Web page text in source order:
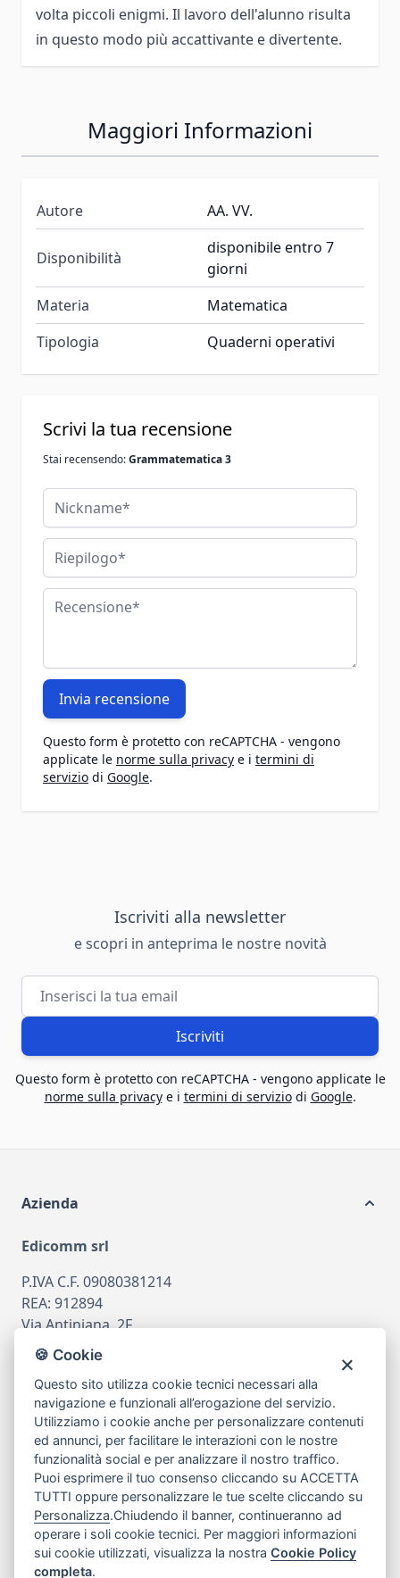
volta piccoli enigmi. Il lavoro dell'alunno risulta
in questo modo più accattivante e divertente.
Maggiori Informazioni
Autore AA. VV.
Disponibilità
disponibile entro 7
giorni
Materia
Matematica
Tipologia
Quaderni operativi
Scrivi la tua recensione
Stai recensendo:Grammatematica 3
Nickname
Riepilogo
Recensione
Invia recensione
Questo form è protetto con reCAPTCHA - vengono
applicate le norme sulla privacy e i termini di
servizio di Google.
Iscriviti alla newsletter
e scopri in anteprima le nostre novità
Indirizzo email
Iscriviti
Questo form è protetto con reCAPTCHA - vengono applicate le
norme sulla privacye i termini di serviziodi Google.
Azienda
Edicomm srl
P.IVA C.F. 09080381214
REA: 912894
Via Antiniana, 2F
80078 Pozzuoli
tel081.7515380
emailinfo@edicomm.it
Assistenza Clienti
Chi siamo
My Account
🍪 Cookie
Questo sito utilizza cookie tecnici necessari alla
navigazione e funzionali all’erogazione del servizio.
Utilizziamo i cookie anche per personalizzare contenuti
ed annunci, per facilitare le interazioni con le nostre
funzionalità social e per analizzare il nostro traffico.
Puoi esprimere il tuo consenso cliccando su ACCETTA
TUTTI oppure personalizzare le tue scelte cliccando su
Personalizza.Chiudendo il banner, continueranno ad
operare i soli cookie tecnici. Per maggiori informazioni
sui cookie utilizzati, visualizza la nostraCookie Policy
completa.